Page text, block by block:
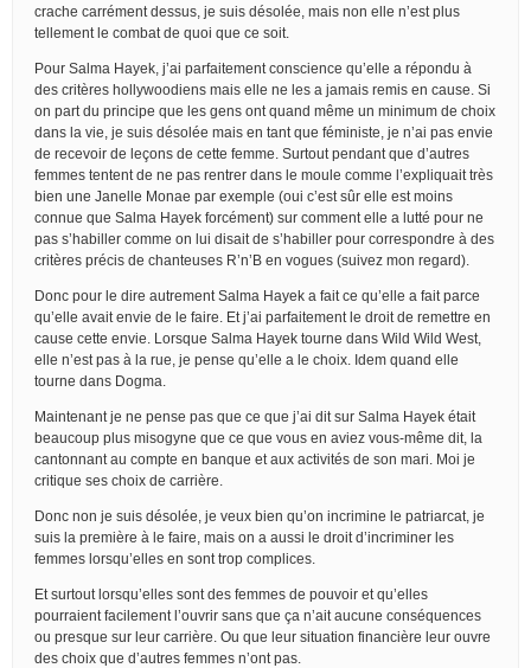
crache carrément dessus, je suis désolée, mais non elle n’est plus
tellement le combat de quoi que ce soit.
Pour Salma Hayek, j’ai parfaitement conscience qu’elle a répondu à
des critères hollywoodiens mais elle ne les a jamais remis en cause. Si
on part du principe que les gens ont quand même un minimum de choix
dans la vie, je suis désolée mais en tant que féministe, je n’ai pas envie
de recevoir de leçons de cette femme. Surtout pendant que d’autres
femmes tentent de ne pas rentrer dans le moule comme l’expliquait très
bien une Janelle Monae par exemple (oui c’est sûr elle est moins
connue que Salma Hayek forcément) sur comment elle a lutté pour ne
pas s’habiller comme on lui disait de s’habiller pour correspondre à des
critères précis de chanteuses R’n’B en vogues (suivez mon regard).
Donc pour le dire autrement Salma Hayek a fait ce qu’elle a fait parce
qu’elle avait envie de le faire. Et j’ai parfaitement le droit de remettre en
cause cette envie. Lorsque Salma Hayek tourne dans Wild Wild West,
elle n’est pas à la rue, je pense qu’elle a le choix. Idem quand elle
tourne dans Dogma.
Maintenant je ne pense pas que ce que j’ai dit sur Salma Hayek était
beaucoup plus misogyne que ce que vous en aviez vous-même dit, la
cantonnant au compte en banque et aux activités de son mari. Moi je
critique ses choix de carrière.
Donc non je suis désolée, je veux bien qu’on incrimine le patriarcat, je
suis la première à le faire, mais on a aussi le droit d’incriminer les
femmes lorsqu’elles en sont trop complices.
Et surtout lorsqu’elles sont des femmes de pouvoir et qu’elles
pourraient facilement l’ouvrir sans que ça n’ait aucune conséquences
ou presque sur leur carrière. Ou que leur situation financière leur ouvre
des choix que d’autres femmes n’ont pas.